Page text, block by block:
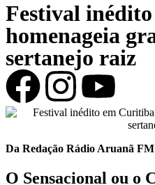
Festival
homenageia
sertanejo raiz
Da Redação Rádio Aruanã FM
O Sensacional ou o